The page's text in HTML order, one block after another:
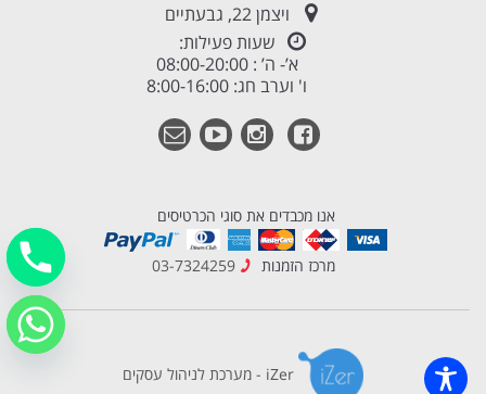
ויצמן 22, גבעתיים
שעות פעילות:
א’- ה’ : 08:00-20:00
ו' וערב חג: 8:00-16:00
אנו מכבדים את סוגי הכרטיסים
מרכז הזמנות 03-7324259
iZer - מערכת לניהול עסקים